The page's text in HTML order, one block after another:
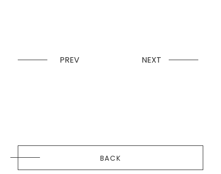
PREV NEXT
BACK